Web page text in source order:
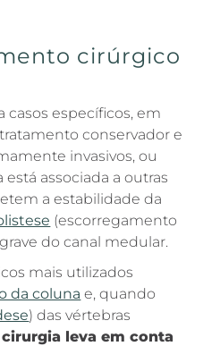
cirúrgico
casos específicos, em
conservador e
invasivos, ou
associada a outras
a estabilidade da
(escorregamento
do canal medular.
mais utilizados
da coluna e, quando
) das vértebras
leva em conta